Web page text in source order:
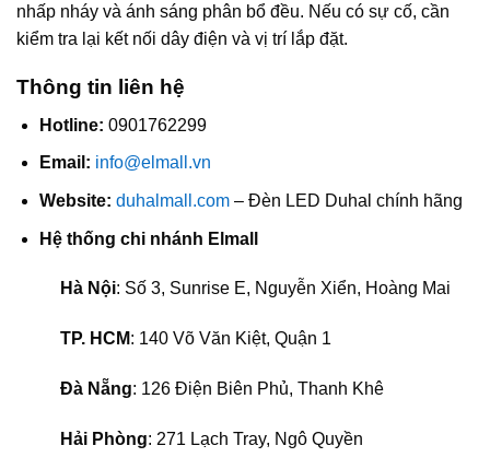
nhấp nháy và ánh sáng phân bổ đều. Nếu có sự cố, cần
kiểm tra lại kết nối dây điện và vị trí lắp đặt.
Thông tin liên hệ
Hotline: 0901762299
Email: info@elmall.vn
Website: duhalmall.com– Đèn LED Duhal chính hãng
Hệ thống chi nhánh Elmall
Hà Nội: Số 3, Sunrise E, Nguyễn Xiển, Hoàng Mai
TP. HCM: 140 Võ Văn Kiệt, Quận 1
Đà Nẵng: 126 Điện Biên Phủ, Thanh Khê
Hải Phòng: 271 Lạch Tray, Ngô Quyền